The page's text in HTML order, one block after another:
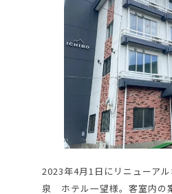
2023年4月1日にリニューア
泉 ホテル一望様。客室内の